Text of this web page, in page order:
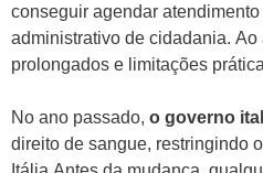
conseguir agendar
administrativo de cidadania.
prolongados e limitações
No ano passado, o governo
direito de sangue, restringindo